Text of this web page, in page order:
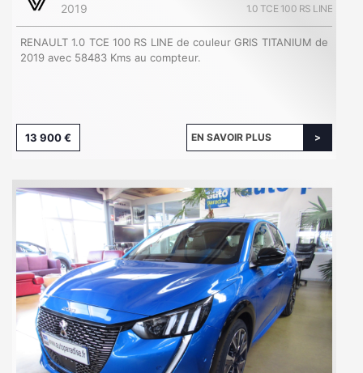
2019 1.0 TCE 100 RS LINE
RENAULT 1.0 TCE 100 RS LINE de couleur GRIS TITANIUM de
2019 avec 58483 Kms au compteur.
13 900 € EN SAVOIR PLUS